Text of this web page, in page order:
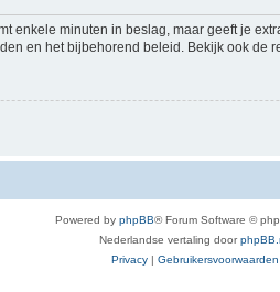
enkele minuten in beslag, maar geeft je
en het bijbehorend beleid. Bekijk ook de
Powered by phpBB® Forum Software ©
Nederlandse vertaling door
Privacy | Gebruikersvoorwaarden